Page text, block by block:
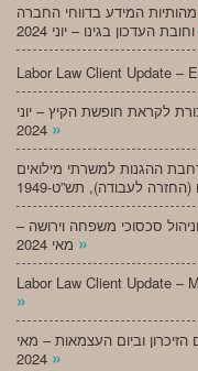
מהותיות המידע בדווחי החברה
Labor Law Client Update –
לקראת חופשת הקיץ – יוני
»
ההגנות למשרתי מילואים
סכסוכי משפחה וירושה –
»
Labor Law Client Update –
»
וביום העצמאות – מאי
»